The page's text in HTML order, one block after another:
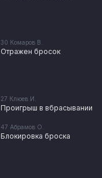
30 Комаров В.
Отражен бросок
27 Клюев И.
Проигрыш в вбрасывании
47 Абрамов О.
Блокировка броска